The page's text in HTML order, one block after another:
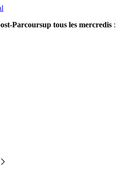
Parcoursup tous les mercredis :